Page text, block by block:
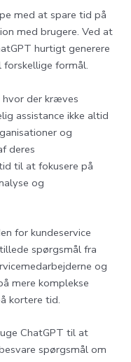
med at spare tid på
med brugere. Ved at
hurtigt generere
formål.
der kræves
assistance ikke altid
og
deres
til at fokusere på
og
for kundeservice
spørgsmål fra
og
mere komplekse
kortere tid.
ChatGPT til at
spørgsmål om